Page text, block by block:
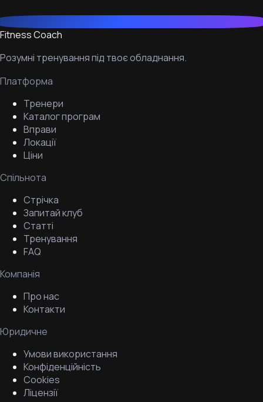
Fitness Coach
Розумні тренування під твоє обладнання.
Платформа
Тренери
Каталог програм
Вправи
Локації
Ціни
Спільнота
Стрічка
Запитай клуб
Статті
Тренування
FAQ
Компанія
Про нас
Контакти
Юридичне
Умови використання
Конфіденційність
Cookies
Ліцензії